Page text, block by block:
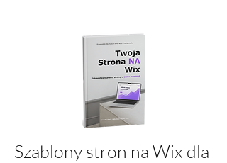
Szablony stron na Wix dla